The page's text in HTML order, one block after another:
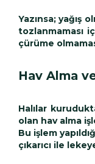
Yazınsa; yağış
tozlanmaması
çürüme
Hav Alma
Halılar
olan hav alma
Bu işlem
çıkarıcı ile